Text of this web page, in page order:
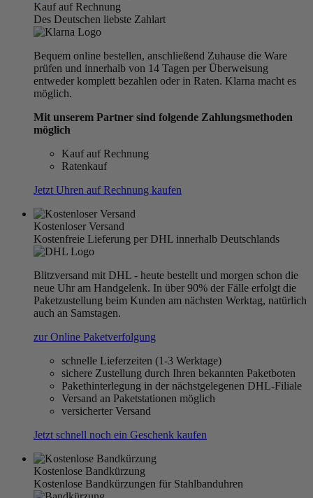
Kauf auf Rechnung
Des Deutschen liebste Zahlart
Bequem online bestellen, anschließend Zuhause die Ware
prüfen und innerhalb von 14 Tagen per Überweisung
entweder komplett bezahlen oder in Raten. Klarna macht es
möglich.
Mit unserem Partner sind folgende Zahlungsmethoden
möglich
Kauf auf Rechnung
Ratenkauf
Jetzt Uhren auf Rechnung kaufen
Kostenloser Versand
Kostenfreie Lieferung per DHL innerhalb Deutschlands
Blitzversand mit DHL - heute bestellt und morgen schon die
neue Uhr am Handgelenk. In über 90% der Fälle erfolgt die
Paketzustellung beim Kunden am nächsten Werktag, natürlich
auch an Samstagen.
zur Online Paketverfolgung
schnelle Lieferzeiten (1-3 Werktage)
sichere Zustellung durch Ihren bekannten Paketboten
Pakethinterlegung in der nächstgelegenen DHL-Filiale
Versand an Paketstationen möglich
versicherter Versand
Jetzt schnell noch ein Geschenk kaufen
Kostenlose Bandkürzung
Kostenlose Bandkürzungen für Stahlbanduhren